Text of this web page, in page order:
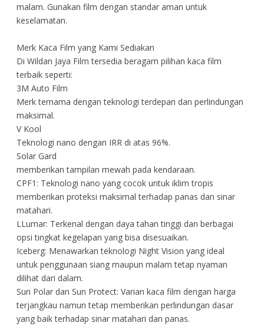
malam. Gunakan film dengan standar aman untuk
keselamatan.
Merk Kaca Film yang Kami Sediakan
Di Wildan Jaya Film tersedia beragam pilihan kaca film
terbaik seperti:
3M Auto Film
Merk ternama dengan teknologi terdepan dan perlindungan
maksimal.
V Kool
Teknologi nano dengan IRR di atas 96%.
Solar Gard
memberikan tampilan mewah pada kendaraan.
CPF1: Teknologi nano yang cocok untuk iklim tropis
memberikan proteksi maksimal terhadap panas dan sinar
matahari.
LLumar: Terkenal dengan daya tahan tinggi dan berbagai
opsi tingkat kegelapan yang bisa disesuaikan.
Iceberg: Menawarkan teknologi Night Vision yang ideal
untuk penggunaan siang maupun malam tetap nyaman
dilihat dari dalam.
Sun Polar dan Sun Protect: Varian kaca film dengan harga
terjangkau namun tetap memberikan perlindungan dasar
yang baik terhadap sinar matahari dan panas.